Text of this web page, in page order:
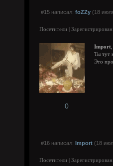
#15 написал: foZZy (18
Посетители |
Import
Ты тут
Это
0
#16 написал: Import (18
Посетители |